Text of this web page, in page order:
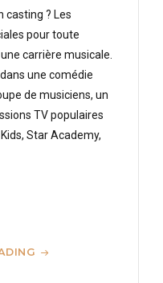
casting ? Les
pour toute
carrière musicale.
une comédie
de musiciens, un
TV populaires
Star Academy,